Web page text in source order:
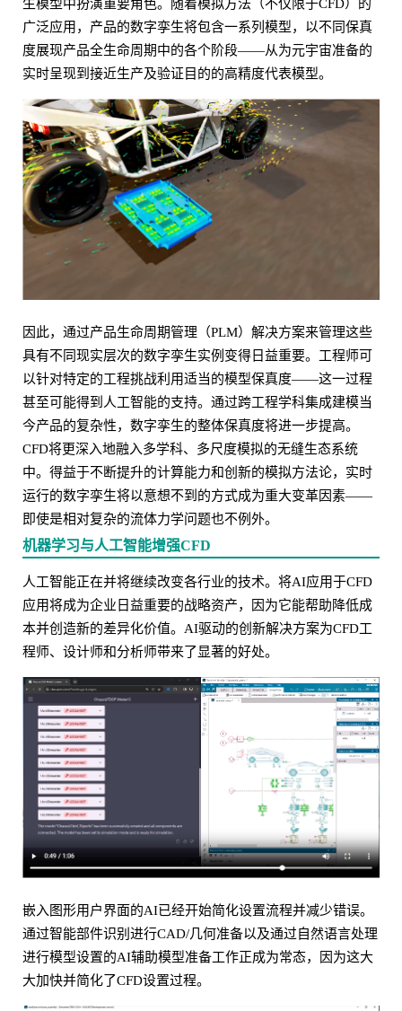
生模型中扮演重要角色。随着模拟方法（不仅限于CFD）的
广泛应用，产品的数字孪生将包含一系列模型，以不同保真
度展现产品全生命周期中的各个阶段——从为元宇宙准备的
实时呈现到接近生产及验证目的的高精度代表模型。
因此，通过产品生命周期管理（PLM）解决方案来管理这些
具有不同现实层次的数字孪生实例变得日益重要。工程师可
以针对特定的工程挑战利用适当的模型保真度——这一过程
甚至可能得到人工智能的支持。通过跨工程学科集成建模当
今产品的复杂性，数字孪生的整体保真度将进一步提高。
CFD将更深入地融入多学科、多尺度模拟的无缝生态系统
中。得益于不断提升的计算能力和创新的模拟方法论，实时
运行的数字孪生将以意想不到的方式成为重大变革因素——
即使是相对复杂的流体力学问题也不例外。
机器学习与人工智能增强CFD
人工智能正在并将继续改变各行业的技术。将AI应用于CFD
应用将成为企业日益重要的战略资产，因为它能帮助降低成
本并创造新的差异化价值。AI驱动的创新解决方案为CFD工
程师、设计师和分析师带来了显著的好处。
嵌入图形用户界面的AI已经开始简化设置流程并减少错误。
通过智能部件识别进行CAD/几何准备以及通过自然语言处理
进行模型设置的AI辅助模型准备工作正成为常态，因为这大
大加快并简化了CFD设置过程。